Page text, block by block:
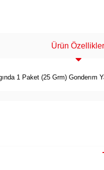
Ürün
1 Paket (25 Grm) Gonderım